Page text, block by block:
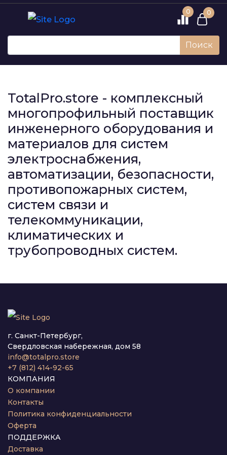
0 0
Поиск
TotalPro.store - комплексный
многопрофильный поставщик
инженерного оборудования и
материалов для систем
электроснабжения,
автоматизации, безопасности,
противопожарных систем,
систем связи и
телекоммуникации,
климатических и
трубопроводных систем.
г. Санкт-Петербург,
Свердловская набережная, дом 58
info@totalpro.store
+7 (812) 414-92-65
КОМПАНИЯ
О компании
Контакты
Политика конфиденциальности
Оферта
ПОДДЕРЖКА
Доставка